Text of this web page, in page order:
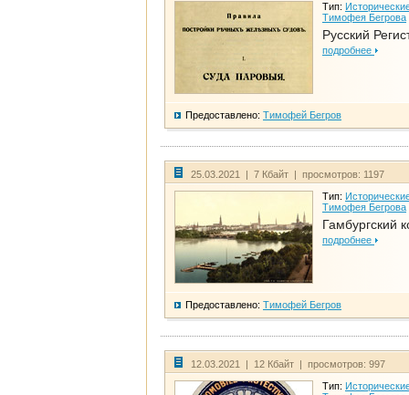
Тип:
Тимофея Бегрова
Русский
подробнее
Предоставлено: Тимофей Бегров
25.03.2021 | 7 Кбайт | просмотров: 1197
Тип:
Тимофея Бегрова
Гамбургский
подробнее
Предоставлено: Тимофей Бегров
12.03.2021 | 12 Кбайт | просмотров: 997
Тип: